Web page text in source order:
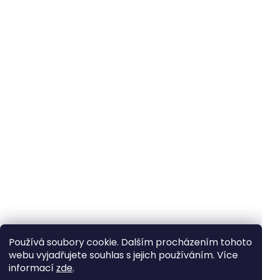
Používá soubory cookie. Dalším procházením tohoto
webu vyjadřujete souhlas s jejich používáním. Více
informací zde.